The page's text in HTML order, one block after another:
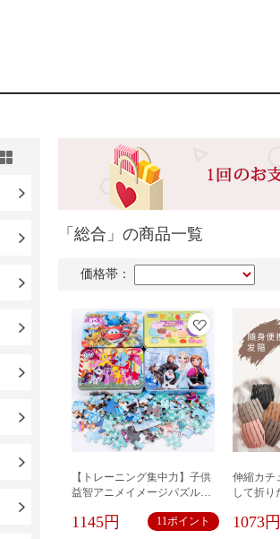
「総合」の商品一覧
価格帯：
【トレーニング集中力】子供
益智アニメイメージパズル赤
1145円 11ポイント
伸縮カチ
して折り
1073円